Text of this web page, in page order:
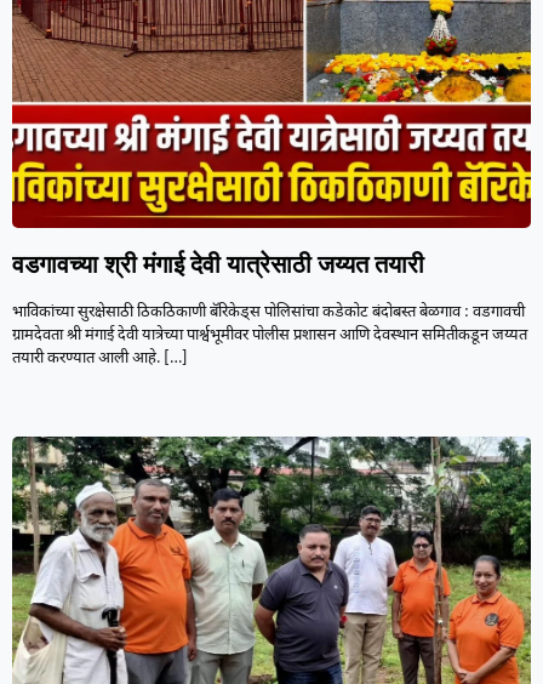
वडगावच्या श्री मंगाई देवी यात्रेसाठी जय्यत तयारी
भाविकांच्या सुरक्षेसाठी ठिकठिकाणी बॅरिकेड्स पोलिसांचा कडेकोट बंदोबस्त बेळगाव : वडगावची
ग्रामदेवता श्री मंगाई देवी यात्रेच्या पार्श्वभूमीवर पोलीस प्रशासन आणि देवस्थान समितीकडून जय्यत
तयारी करण्यात आली आहे. […]